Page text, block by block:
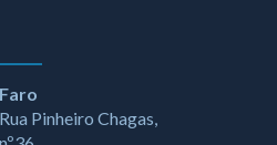
Faro
Rua Pinheiro Chagas,